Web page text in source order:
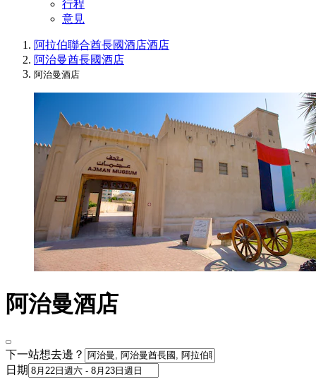
行程
意見
阿拉伯聯合酋長國酒店酒店
阿治曼酋長國酒店
阿治曼酒店
阿治曼酒店
下一站想去邊？
日期